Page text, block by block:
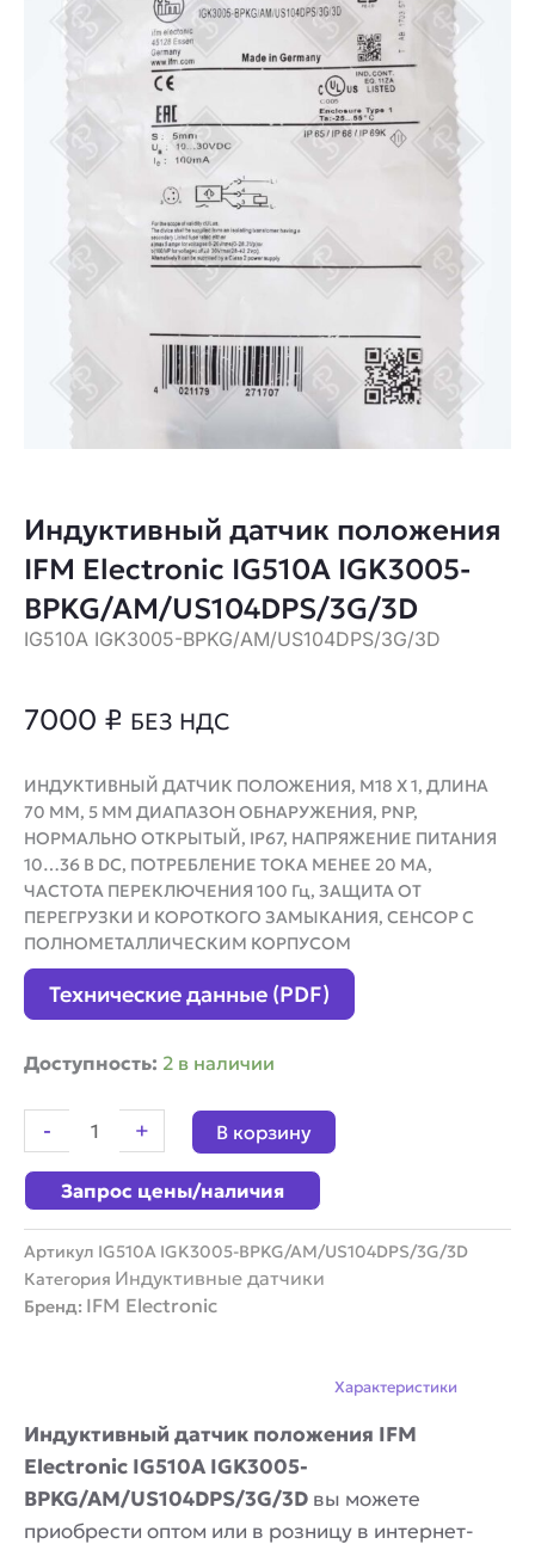
Индуктивный датчик положения
IFM Electronic IG510A IGK3005-
BPKG/AM/US104DPS/3G/3D
IG510A IGK3005-BPKG/AM/US104DPS/3G/3D
7000 ₽ БЕЗ НДС
ИНДУКТИВНЫЙ ДАТЧИК ПОЛОЖЕНИЯ, M18 X 1, ДЛИНА
70 ММ, 5 ММ ДИАПАЗОН ОБНАРУЖЕНИЯ, PNP,
НОРМАЛЬНО ОТКРЫТЫЙ, IP67, НАПРЯЖЕНИЕ ПИТАНИЯ
10…36 В DC, ПОТРЕБЛЕНИЕ ТОКА МЕНЕЕ 20 МА,
ЧАСТОТА ПЕРЕКЛЮЧЕНИЯ 100 Гц, ЗАЩИТА ОТ
ПЕРЕГРУЗКИ И КОРОТКОГО ЗАМЫКАНИЯ, СЕНСОР С
ПОЛНОМЕТАЛЛИЧЕСКИМ КОРПУСОМ
Технические данные (PDF)
Доступность: 2 в наличии
-
Количество
Индуктивный
датчик
положения
IG510A
IGK3005-
BPKG/AM/US104DPS/3G/3D
+ В корзину
Запрос цены/наличия
Артикул IG510A IGK3005-BPKG/AM/US104DPS/3G/3D
Категория Индуктивные датчики
Бренд: IFM Electronic
Характеристики
Индуктивный датчик положения IFM
Electronic IG510A IGK3005-
BPKG/AM/US104DPS/3G/3D вы можете
приобрести оптом или в розницу в интернет-